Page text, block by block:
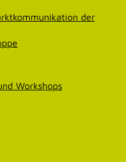
Workshops